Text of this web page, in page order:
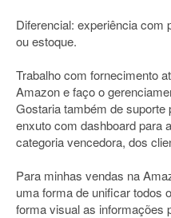
Diferencial: experiência com
ou estoque.
Trabalho com fornecimento
Amazon e faço o
Gostaria também de
enxuto com dashboard para
categoria vencedora, dos
Para minhas vendas na
uma forma de unificar todos
forma visual as informações